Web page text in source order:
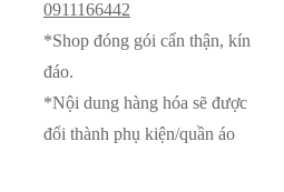
0911166442
*Shop đóng gói cẩn thận, kín
đáo.
*Nội dung hàng hóa sẽ được
đổi thành phụ kiện/quần áo